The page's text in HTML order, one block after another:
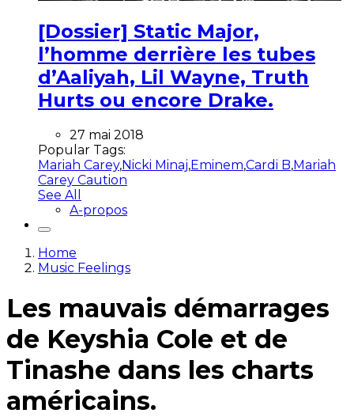
[Dossier] Static Major,
l’homme derrière les tubes
d’Aaliyah, Lil Wayne, Truth
Hurts ou encore Drake.
27 mai 2018
Popular Tags:
Mariah Carey,Nicki Minaj,Eminem,Cardi B,Mariah
Carey Caution
See All
A-propos
Home
Music Feelings
Les mauvais démarrages
de Keyshia Cole et de
Tinashe dans les charts
américains.